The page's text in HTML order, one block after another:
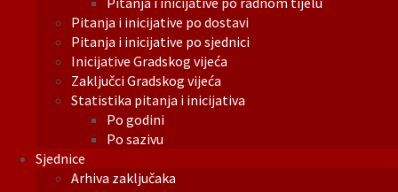
Pitanja i inicijative po dostavi
Pitanja i inicijative po sjednici
Inicijative Gradskog vijeća
Zaključci Gradskog vijeća
Statistika pitanja i inicijativa
Po godini
Po sazivu
Sjednice
Arhiva zaključaka